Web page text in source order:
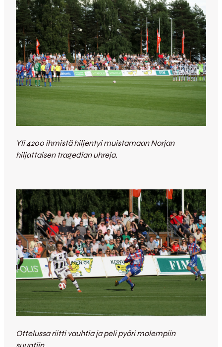
Yli 4200 ihmistä hiljentyi muistamaan Norjan
hiljattaisen tragedian uhreja.
Ottelussa riitti vauhtia ja peli pyöri molempiin